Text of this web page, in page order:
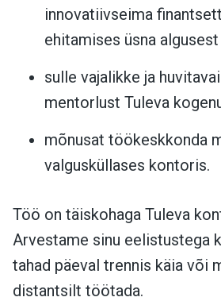
innovatiivseima
ehitamises üsna
sulle vajalikke ja
mentorlust Tuleva
mõnusat töökeskkonda
valgusküllases kontoris.
Töö on täiskohaga Tuleva
Arvestame sinu eelistustega
tahad päeval trennis käia või
distantsilt töötada.